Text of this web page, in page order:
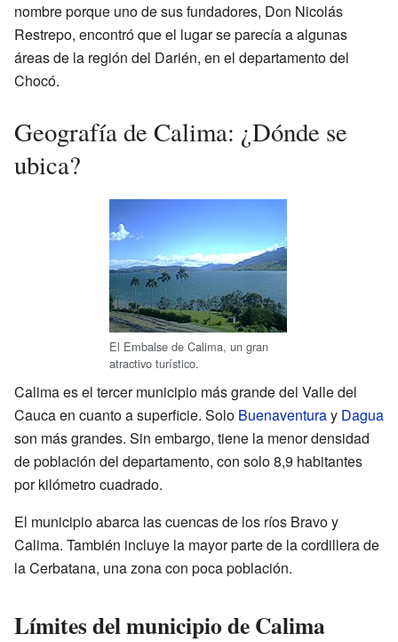
nombre porque uno de sus fundadores, Don Nicolás
Restrepo, encontró que el lugar se parecía a algunas
áreas de la región del Darién, en el departamento del
Chocó.
Geografía de Calima: ¿Dónde se
ubica?
El Embalse de Calima, un gran
atractivo turístico.
Calima es el tercer municipio más grande del Valle del
Cauca en cuanto a superficie. Solo Buenaventuray Dagua
son más grandes. Sin embargo, tiene la menor densidad
de población del departamento, con solo 8,9 habitantes
por kilómetro cuadrado.
El municipio abarca las cuencas de los ríos Bravo y
Calima. También incluye la mayor parte de la cordillera de
la Cerbatana, una zona con poca población.
Límites del municipio de Calima